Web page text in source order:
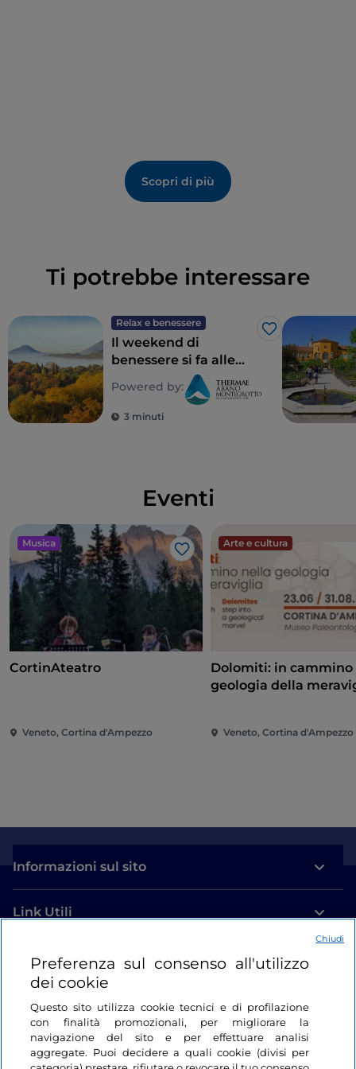
Scopri di più
Ti potrebbe interessare
Relax e benessere
Like
Il weekend di
benessere si fa alle
Terme Euganee
Powered by:
3 minuti
Eventi
Musica
Like
CortinAteatro
Veneto, Cortina d'Ampezzo
Arte e cultura
Dolomiti: in cammino
geologia della
Veneto, Cortina d'Ampezzo
Informazioni sul sito
Link Utili
Login
Restiamo in contatto
Preferenza sul consenso all'utilizzo
dei cookie
Questo sito utilizza cookie tecnici e di profilazione
con finalità promozionali, per migliorare la
navigazione del sito e per effettuare analisi
aggregate. Puoi decidere a quali cookie (divisi per
Chiudi